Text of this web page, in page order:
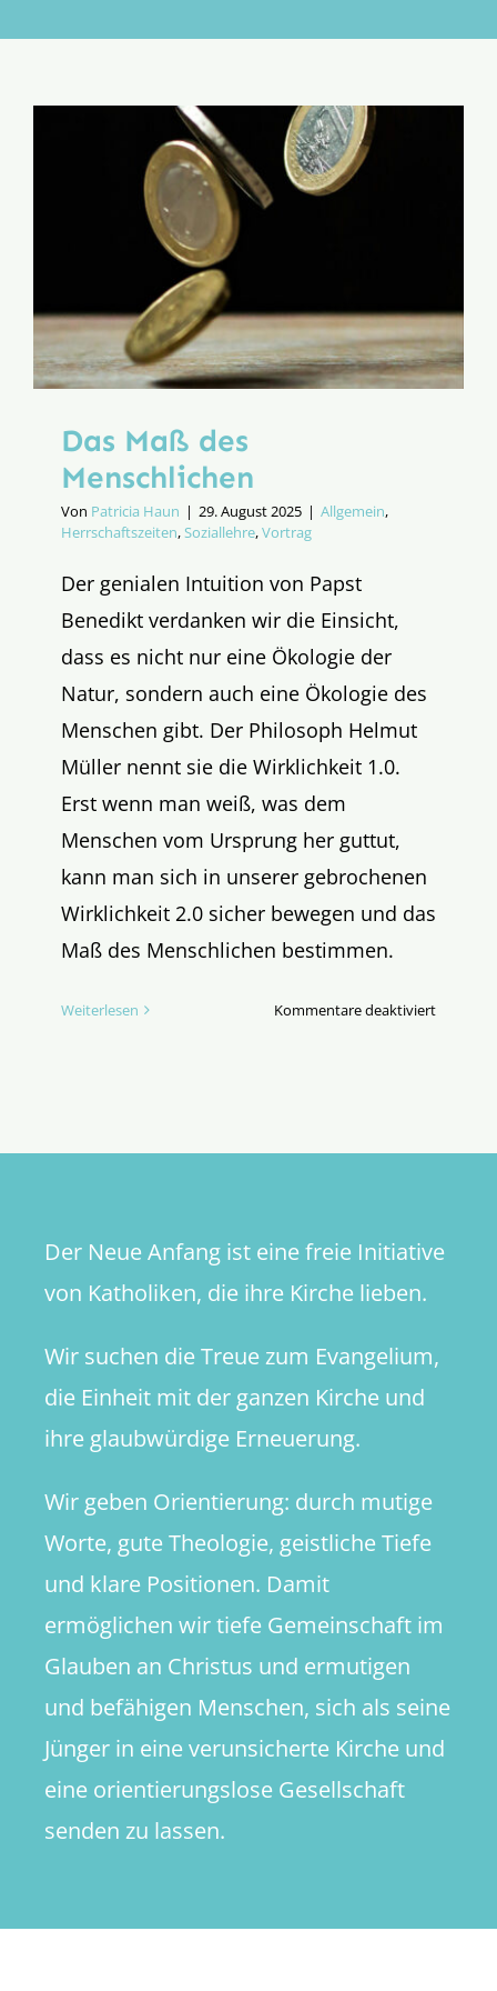
Aktion
Das Maß des
Menschlichen
Von Patricia Haun | 29. August 2025 | Allgemein,
Herrschaftszeiten,Soziallehre,Vortrag
Der genialen Intuition von Papst
Benedikt verdanken wir die Einsicht,
dass es nicht nur eine Ökologie der
Natur, sondern auch eine Ökologie des
Menschen gibt. Der Philosoph Helmut
Müller nennt sie die Wirklichkeit 1.0.
Erst wenn man weiß, was dem
Menschen vom Ursprung her guttut,
kann man sich in unserer gebrochenen
Wirklichkeit 2.0 sicher bewegen und das
Maß des Menschlichen bestimmen.
Weiterlesen Kommentare deaktiviertfür
Der Neue Anfang ist eine freie Initiative
von Katholiken, die ihre Kirche lieben.
Wir suchen die Treue zum Evangelium,
die Einheit mit der ganzen Kirche und
ihre glaubwürdige Erneuerung.
Wir geben Orientierung: durch mutige
Worte, gute Theologie, geistliche Tiefe
und klare Positionen. Damit
ermöglichen wir tiefe Gemeinschaft im
Glauben an Christus und ermutigen
und befähigen Menschen, sich als seine
Jünger in eine verunsicherte Kirche und
eine orientierungslose Gesellschaft
senden zu lassen.